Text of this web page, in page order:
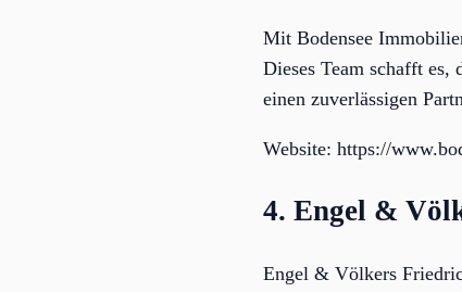
Mit Bodensee
Dieses Team schafft
einen zuverlässigen
Website: https://
4. Engel &
Engel & Völkers